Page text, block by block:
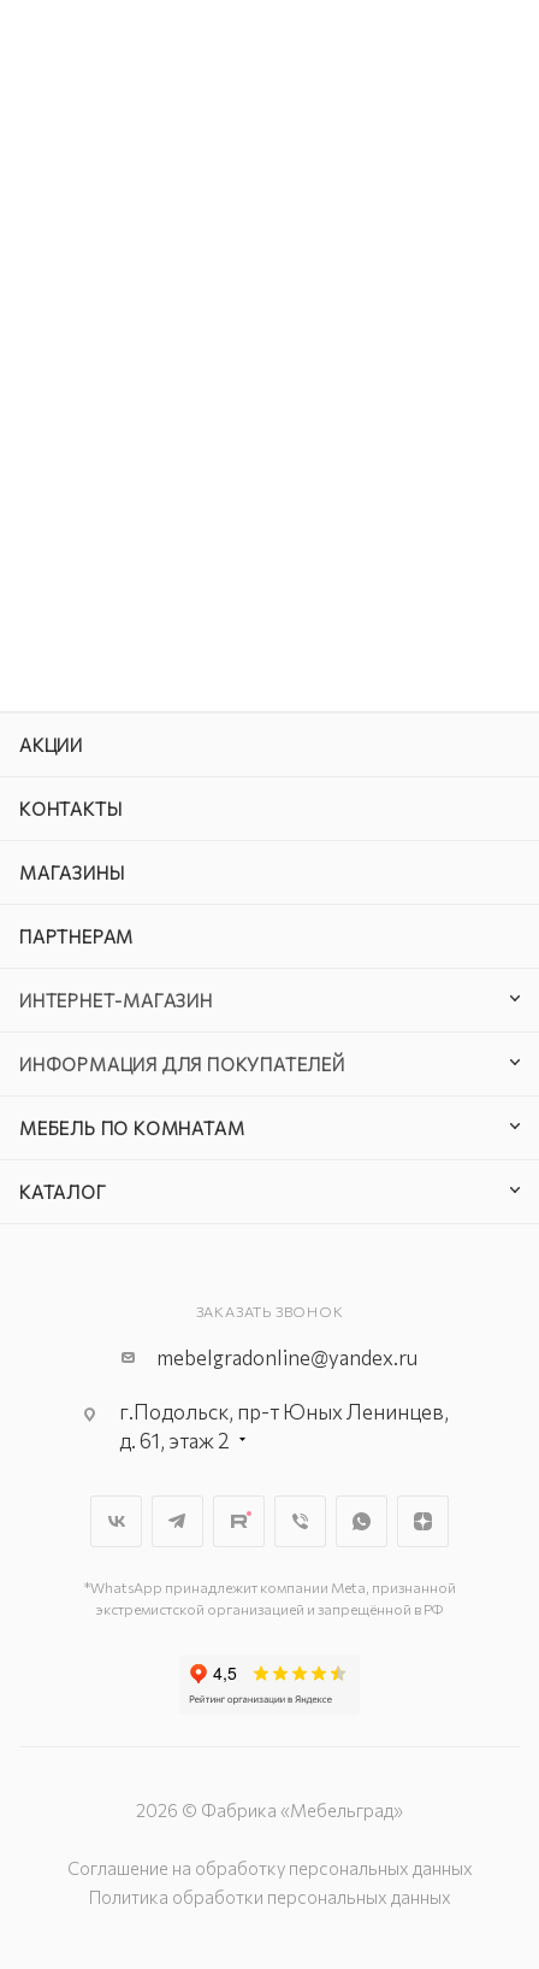
АКЦИИ
КОНТАКТЫ
МАГАЗИНЫ
ПАРТНЕРАМ
ИНТЕРНЕТ-МАГАЗИН
ИНФОРМАЦИЯ ДЛЯ ПОКУПАТЕЛЕЙ
МЕБЕЛЬ ПО КОМНАТАМ
КАТАЛОГ
ЗАКАЗАТЬ ЗВОНОК
mebelgradonline@yandex.ru
г.Подольск, пр-т Юных Ленинцев,
д. 61, этаж 2
г. Подольск, ул. Станционная, д. 11
*WhatsApp принадлежит компании Meta, признанной
экстремистской организацией и запрещённой в РФ
2026 © Фабрика «Мебельград»
Соглашение на обработку персональных данных
Политика обработки персональных данных